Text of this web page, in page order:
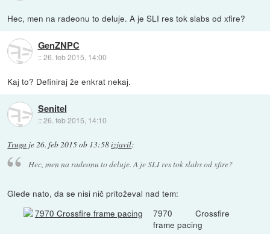
Hec, men na radeonu to deluje. A je SLI res tok slabs od xfire?
GenZNPC
::26. feb 2015, 14:00
Kaj to? Definiraj že enkrat nekaj.
Senitel
::26. feb 2015, 14:10
Truga je26. feb 2015 ob 13:58izjavil:
Hec, men na radeonu to deluje. A je SLI res tok slabs od xfire?
Glede nato, da se nisi nič pritoževal nad tem:
7970 Crossfire
frame pacing